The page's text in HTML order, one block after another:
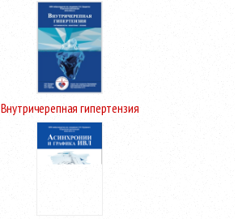
Внутричерепная гипертензия